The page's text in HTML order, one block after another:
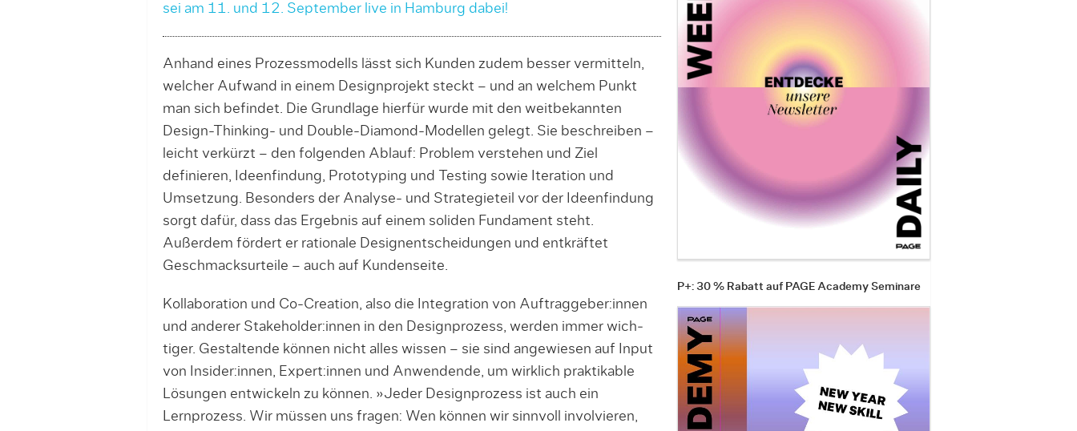
sei am 11. und 12. September live in Hamburg dabei!
Anhand eines Prozessmodells lässt sich Kunden zudem besser vermitteln,
welcher Aufwand in ei­nem Designprojekt steckt – und an welchem Punkt
man sich befindet. Die Grundlage hierfür wurde mit den weitbekannten
Design-Thinking- und Double-Diamond-Modellen gelegt. Sie beschreiben –
leicht ver­kürzt – den folgenden Ablauf: Problem verstehen und Ziel
definieren, Ideenfindung, Prototyping und Tes­ting sowie Iteration und
Umsetzung. Besonders der Analyse- und Strategieteil vor der Ideenfindung
sorgt da­für, dass das Ergebnis auf einem soliden Fundament steht.
Außerdem fördert er rationale Design­ent­schei­dun­gen und entkräftet
Geschmacksurteile – auch auf Kundenseite.
Kollaboration und Co-Creation, also die Integra­tion von Auftraggeber:innen
und anderer Stake­­hol­der:innen in den Designprozess, werden immer wich­
tiger. Gestaltende können nicht alles wissen – sie sind angewiesen auf Input
von Insi­de­r:in­nen, Ex­per­­t:innen und Anwendende, um wirklich praktikable
Lösungen entwickeln zu können. »Jeder De­sign­pro­zess ist auch ein
Lernprozess. Wir müssen uns fragen: Wen können wir sinnvoll involvieren,
P+: 30 % Rabatt auf PAGE Academy Seminare